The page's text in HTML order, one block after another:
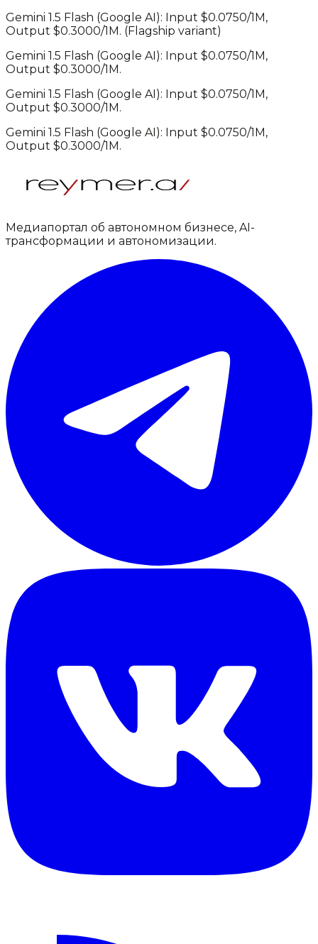
Gemini 1.5 Flash (Google AI): Input $0.0750/1M,
Output $0.3000/1M. (Flagship variant)
Gemini 1.5 Flash (Google AI): Input $0.0750/1M,
Output $0.3000/1M.
Gemini 1.5 Flash (Google AI): Input $0.0750/1M,
Output $0.3000/1M.
Gemini 1.5 Flash (Google AI): Input $0.0750/1M,
Output $0.3000/1M.
Медиапортал об автономном бизнесе, AI-
трансформации и автономизации.